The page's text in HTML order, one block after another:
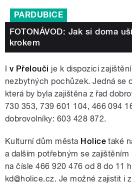
PARDUBICE
FOTONÁVOD: Jak si doma
krokem
I v Přelouči je k dispozici
nezbytných pochůzek. Jedná se
která by byla zajištěna z řad
730 353, 739 601 104, 466 094
dobrovolníky: 603 428 872.
Kulturní dům města Holice také
a dalším potřebným se
na čísle 466 920 476 od 8 do 11
kd@holice.cz. Je možné zajistit i